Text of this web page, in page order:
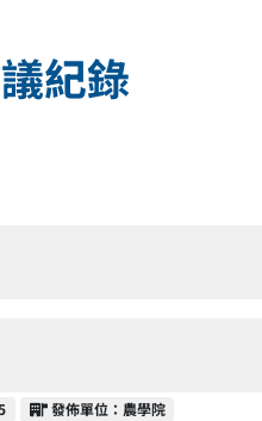
紀錄
發佈單位
發佈單位：農學院